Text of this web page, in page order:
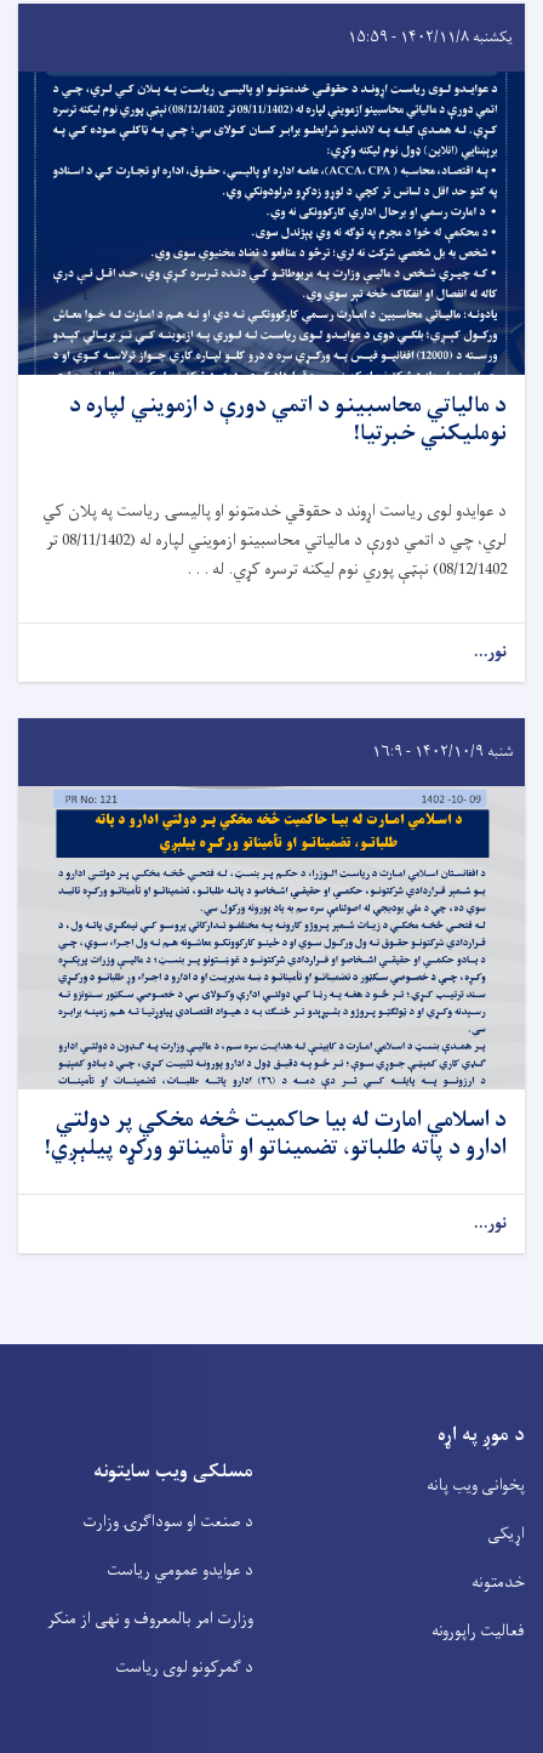
یکشنبه ۱۴۰۲/۱۱/۸ - ۱۵:۵۹
د مالياتي محاسبينو د اتمي دورې د ازمويني لپاره د
نومليکني خبرتیا!
د عوایدو لوی ریاست اړوند د حقوقي خدمتونو او پالیسۍ ریاست په پلان کي
لري، چي د اتمي دورې د مالیاتي محاسبینو ازمویني لپاره له (08/11/1402 تر
08/12/1402) نېټې پوري نوم لیکنه ترسره کړي. له . . .
نور...
شنبه ۱۴۰۲/۱۰/۹ - ۱۶:۹
د اسلامي امارت له بیا حاکمیت څخه مخکي پر دولتي
ادارو د پاته طلباتو، تضمیناتو او تأمیناتو ورکړه پیلېږي!
نور...
د موږ په اړه
پخوانی ویب پانه
اړیکی
خدمتونه
فعالیت راپورونه
مسلکی ویب سایتونه
د صنعت او سوداگرۍ وزارت
د عوایدو عمومي ریاست
وزارت امر بالمعروف و نهی از منکر
د گمرکونو لوی ریاست